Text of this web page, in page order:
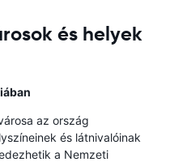
és helyek
az ország
és látnivalóinak
a Nemzeti